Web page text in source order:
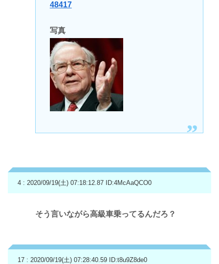
48417
写真
4 : 2020/09/19(土) 07:18:12.87 ID:4McAaQCO0
そう言いながら高級車乗ってるんだろ？
17 : 2020/09/19(土) 07:28:40.59 ID:t8u9Z8de0